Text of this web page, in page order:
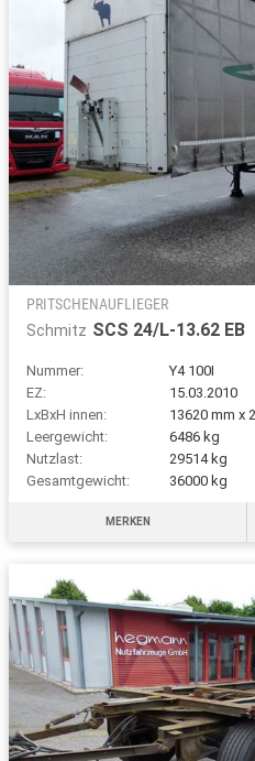
PRITSCHENAUFLIEGER
Schmitz SCS 24/L-13.62 EB
Nummer:
Y4 100I
EZ:
15.03.2010
LxBxH innen:
13620 mm x
Leergewicht:
6486 kg
Nutzlast:
29514 kg
Gesamtgewicht:
36000 kg
MERKEN